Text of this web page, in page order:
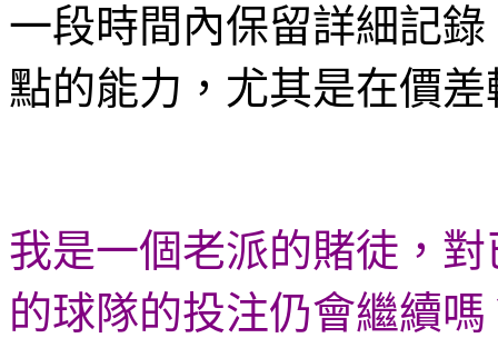
一段時間內保留詳細記
點的能力，尤其是在價
我是一個老派的賭徒，
的球隊的投注仍會繼續嗎